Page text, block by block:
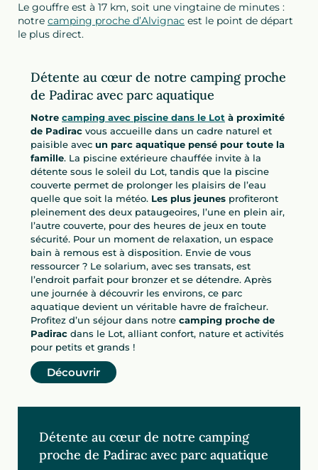
Le gouffre est à 17 km, soit une vingtaine de minutes :
notre camping proche d’Alvignac est le point de départ
le plus direct.
Détente au cœur de notre camping proche
de Padirac avec parc aquatique
Notre camping avec piscine dans le Lot à proximité
de Padirac vous accueille dans un cadre naturel et
paisible avec un parc aquatique pensé pour toute la
famille. La piscine extérieure chauffée invite à la
détente sous le soleil du Lot, tandis que la piscine
couverte permet de prolonger les plaisirs de l’eau
quelle que soit la météo. Les plus jeunes profiteront
pleinement des deux pataugeoires, l’une en plein air,
l’autre couverte, pour des heures de jeux en toute
sécurité. Pour un moment de relaxation, un espace
bain à remous est à disposition. Envie de vous
ressourcer ? Le solarium, avec ses transats, est
l’endroit parfait pour bronzer et se détendre. Après
une journée à découvrir les environs, ce parc
aquatique devient un véritable havre de fraîcheur.
Profitez d’un séjour dans notre camping proche de
Padirac dans le Lot, alliant confort, nature et activités
pour petits et grands !
Découvrir
Détente au cœur de notre camping
proche de Padirac avec parc aquatique